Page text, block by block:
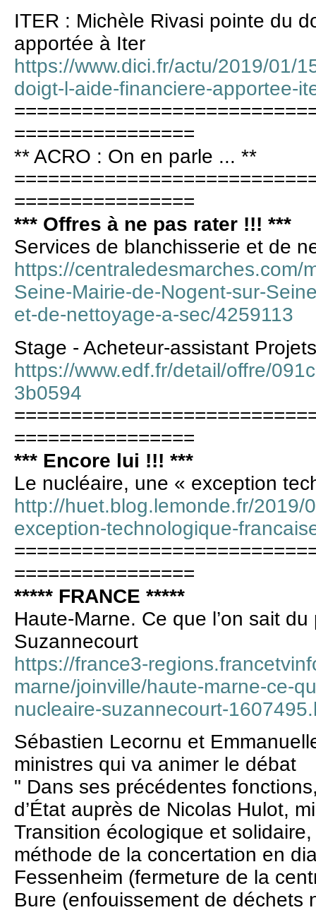
ITER : Michèle Rivasi pointe du
apportée à Iter
https://www.dici.fr/actu/2019/01/
doigt-l-aide-financiere-apportee-
================
** ACRO : On en parle ... **
================
*** Offres à ne pas rater !!! ***
Services de blanchisserie et de
https://centraledesmarches.com/
Seine-Mairie-de-Nogent-sur-
et-de-nettoyage-a-sec/4259113
Stage - Acheteur-assistant
https://www.edf.fr/detail/offre/
3b0594
================
*** Encore lui !!! ***
Le nucléaire, une « exception
http://huet.blog.lemonde.fr/2019/
exception-technologique-
================
***** FRANCE *****
Haute-Marne. Ce que l’on sait
Suzannecourt
https://france3-
marne/joinville/haute-marne-ce-
nucleaire-suzannecourt-
Sébastien Lecornu et
ministres qui va animer le débat
" Dans ses précédentes
d’État auprès de Nicolas Hulot,
Transition écologique et
méthode de la concertation en
Fessenheim (fermeture de la
Bure (enfouissement de déchets